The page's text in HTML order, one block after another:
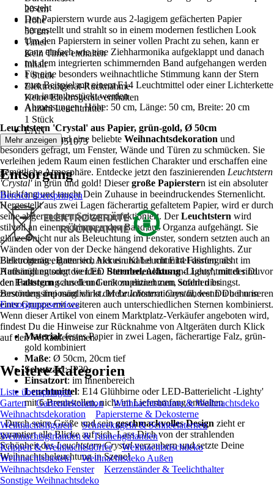
20 cm
Höhe
50 cm
Timer
Kein Timer enthalten
Inhalt
1 Stück
Elektroaltgerät-Rücknahme
Keine Elektrogeräte enthalten
Anzahl Leuchtmittel
1 Stück
EAN
7391482051073
besteht
Der Papierstern wurde aus 2-lagigem gefächerten Papier
hergestellt und strahlt so in einem modernen festlichen Look
Um den Papierstern in seiner vollen Pracht zu sehen, kann er
ganz einfach wie eine Ziehharmonika aufgeklappt und danach
mit dem integrierten schimmernden Band aufgehangen werden
Für eine besonders weihnachtliche Stimmung kann der Stern
zum Beispiel mit einem E14 Leuchtmittel oder einer Lichterkette
von innen bestückt werden
Abmessungen: Höhe: 50 cm, Länge: 50 cm, Breite: 20 cm
Leuchtstern 'Crystal' aus Papier, grün-gold, Ø 50cm
Papiersternesind eine beliebte Weihnachtsdekoration und
besonders gefragt, um Fenster, Wände und Türen zu schmücken. Sie
verleihen jedem Raum einen festlichen Charakter und erschaffen eine
gemütliche Atmosphäre. Entdecke jetzt den faszinierenden Leuchtstern
'Crystal'in grün und gold! Diesergroße Papierstern ist ein absoluter
Blickfang und taucht Dein Zuhause in beeindruckendes Sternenlicht.
Hergestellt aus zwei Lagen fächerartig gefaltetem Papier, wird er durch
seine abgerundeten Spitzen perfektioniert. DerLeuchtstern wird
stilvoll an einem schimmernden Band aus Organza aufgehängt. Sie
glänzen nicht nur als Beleuchtung im Fenster, sondern setzten auch an
Wänden oder von der Decke hängend dekorative Highlights. Zur
Beleuchtung eignen sich hier ein Kabel mit E14 Fassung als
Aufhängung oder die LEDSternbeleuchtung-Lighty', mit der Du
denFaltsternschnell und unkompliziert zum Strahlen bringst.
Besonders imposant wirkt derLeuchtstern Crystal, wenn Du ihn in
einer Gruppe mit weiteren auch unterschiedlichen Sternen kombinierst.
Material: festes Papier in zwei Lagen, fächerartige Falz, grün-
gold kombiniert
Maße: Ø 50cm, 20cm tief
Schutzart: IP20
Einsatzort: im Innenbereich
Leuchtmittel: E14 Glühbirne oder LED-Batterielicht -Lighty'
mit 6 Brennstellen, nicht im Lieferumfang enthalten
Durch seine Größe und seingeschmackvolles Design zieht er
garantiert alle Blicke auf sich. Lass Dich von der strahlenden
Schönheit desLeuchtstern Crystalverzaubern und setzte Deine
Weihnachtsbeleuchtung in Szene!
Mehr anzeigen
Entsorgung
Bereich überspringen
Elektrogeräte, Batterien, Akkus und Leuchtmittel dürfen nicht im
Hausmüll entsorgt werden. Batterien, Akkus und Leuchtmittel sind vor
der Entsorgung aus dem Gerät zu entnehmen, sofern dies
zerstörungsfrei möglich ist. Mehr Informationen findest Du bei unseren
Entsorgungsservices.
Wenn dieser Artikel von einem Marktplatz-Verkäufer angeboten wird,
findest Du die Hinweise zur Rücknahme von Altgeräten durch Klick
auf den Verkäufernamen.
Weitere Kategorien
Liste überspringen
Garten
Gartendekoration
Weihnachtsbäume & Weihnachtsdeko
Weihnachtsdekoration
Papiersterne & Dekosterne
Weihnachtsfiguren
Schneekugeln & Schneelaternen
Weihnachtsgirlanden & Tannengirlanden
Krippen & Weihnachtsdörfer
Weihnachtstischdeko
Weihnachtsbasteln
Weihnachtsdeko Außen
Weihnachtsdeko Fenster
Kerzenständer & Teelichthalter
Sonstige Weihnachtsdeko